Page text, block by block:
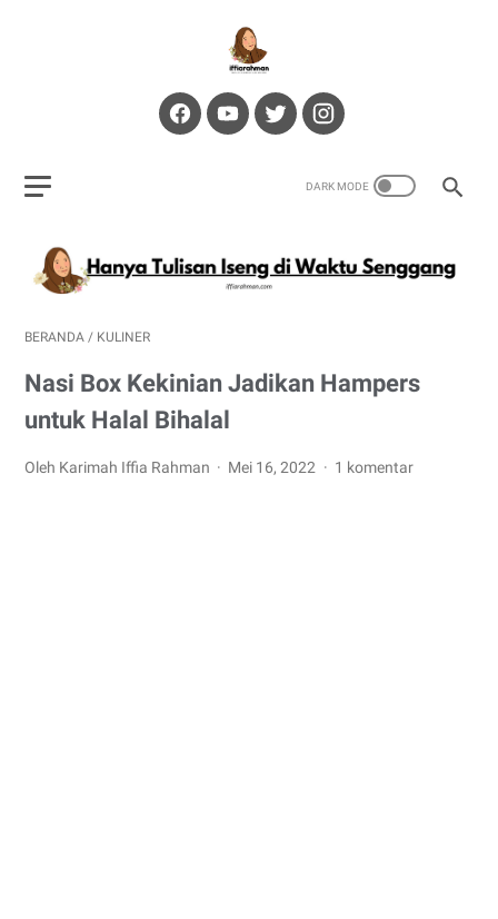
BERANDA / KULINER
Nasi Box Kekinian Jadikan Hampers
untuk Halal Bihalal
Oleh Karimah Iffia Rahman Mei 16, 2022 1 komentar